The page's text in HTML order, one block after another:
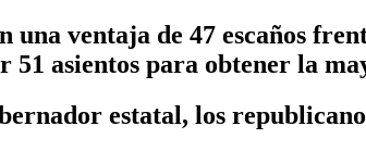
ventaja de 47 escaños
51 asientos para obtener la
estatal, los